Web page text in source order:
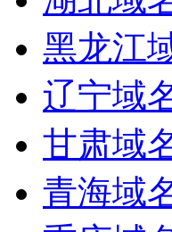
黑龙江
辽宁域
甘肃域
青海域